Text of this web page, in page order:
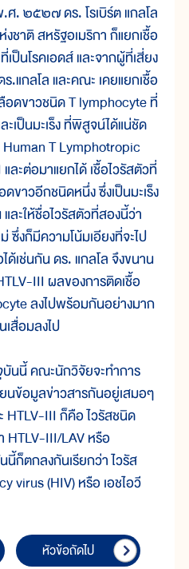
๒๕๒๗ ดร. โรเบิร์ต แกลโล
งชาติ สหรัฐอเมริกา ก็แยกเชื้อ
ป็นโรคเอดส์ และจากผู้ที่เสี่ยง
.แกลโล และคณะ เคยแยกเชื้อ
ลือดขาวชนิด T lymphocyte ที่
เป็นมะเร็ง ที่พิสูจน์ได้แน่ชัด
Human T Lymphotropic
ะต่อมาแยกได้ เชื้อไวรัสตัวที่
ขาวอีกชนิดหนึ่ง ซึ่งเป็นมะเร็ง
ละให้ชื่อไวรัสตัวที่สองนี้ว่า
ซึ่งก็มีความโน้มเอียงที่จะไป
ด้เช่นกัน ดร. แกลโล จึงขนาน
III ผลของการติดเชื้อ
ลงไปพร้อมกันอย่างมาก
เสื่อมลงไป
นี้ คณะนักวิจัยจะทำการ
นข้อมูลข่าวสารกันอยู่เสมอๆ
HTLV-III ก็คือ ไวรัสชนิด
HTLV-III/LAV หรือ
นี้ก็ตกลงกันเรียกว่า ไวรัส
virus (HIV) หรือ เอชไอวี
หัวข้อถัดไป